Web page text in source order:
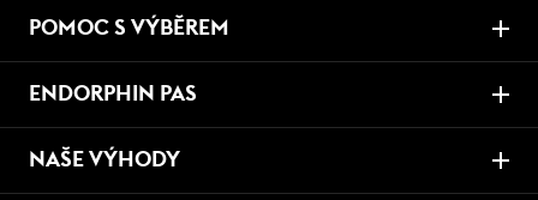
POMOC S VÝBĚREM
ENDORPHIN PAS
NAŠE VÝHODY